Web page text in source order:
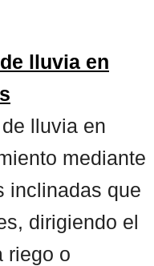
lluvia en
lluvia en
mediante
inclinadas que
dirigiendo el
riego o